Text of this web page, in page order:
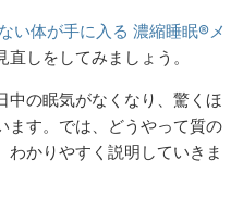
い体が手に入る 濃縮睡眠®メ
しをしてみましょう。
中の眠気がなくなり、驚くほ
ます。では、どうやって質の
かりやすく説明していきま